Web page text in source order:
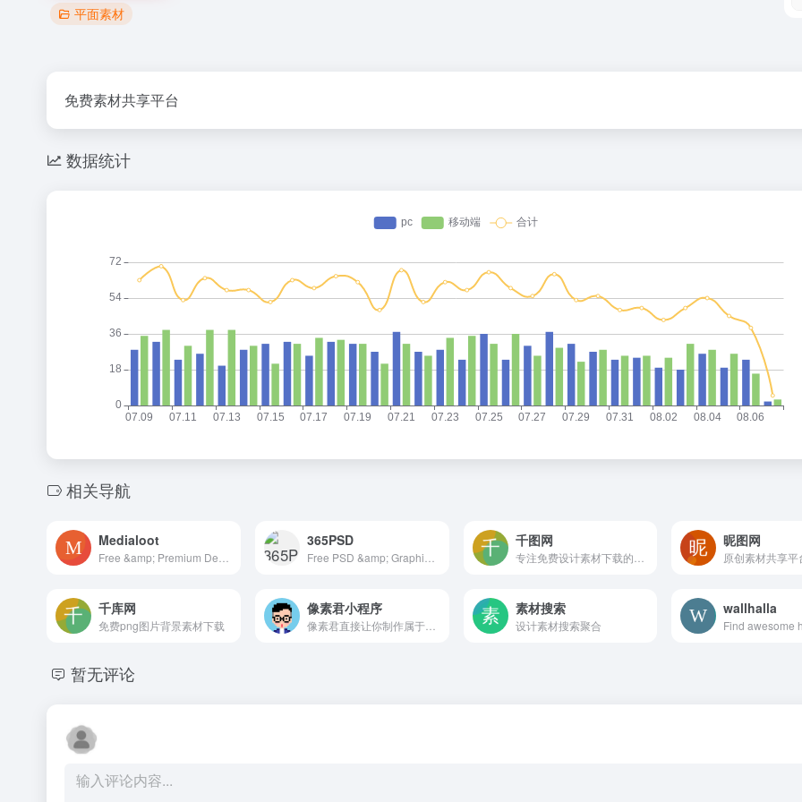
平面素材
免费素材共享平台
数据统计
相关导航
Medialoot 365PSD 千图网 昵图网
原创素材共享平
千库网
免费png图片背景素材下载
像素君小程序
像素君直接让你制作属于你自己的像素头像，简单操作，独特风格。
素材搜索
设计素材搜索聚合
wallhalla
暂无评论